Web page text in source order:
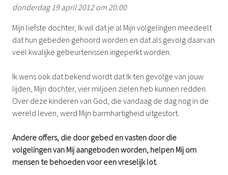
donderdag 19 april 2012 om 20:00
Mijn liefste dochter, Ik wil dat je al Mijn volgelingen meedeelt
dat hun gebeden gehoord worden en dat als gevolg daarvan
veel kwalijke gebeurtenissen ingeperkt worden.
Ik wens ook dat bekend wordt dat Ik ten gevolge van jouw
lijden, Mijn dochter, vier miljoen zielen heb kunnen redden.
Over deze kinderen van God, die vandaag de dag nog in de
wereld leven, werd Mijn barmhartigheid uitgestort.
Andere offers, die door gebed en vasten door die
volgelingen van Mij aangeboden worden, helpen Mij om
mensen te behoeden voor een vreselijk lot.